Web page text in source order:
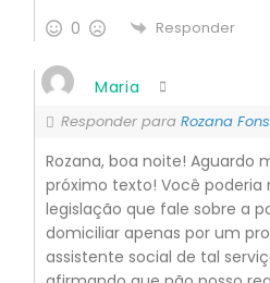
0 Responder
Maria
Responder para Rozana
Rozana, boa noite! Aguardo
próximo texto! Você poderia
legislação que fale sobre a
domiciliar apenas por um
assistente social de tal